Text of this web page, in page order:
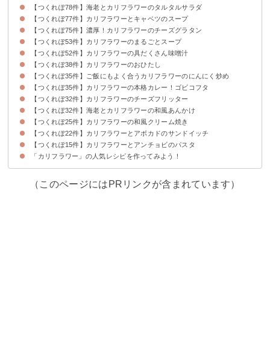
【つくれぽ78件】海老とカリフラワーのタルタルサラダ
【つくれぽ77件】カリフラワーとキャベツのスープ
【つくれぽ75件】濃厚！カリフラワーのチーズグラタン
【つくれぽ53件】カリフラワーのまるごとスープ
【つくれぽ52件】カリフラワーの具だくさん味噌汁
【つくれぽ38件】カリフラワーのおひたし
【つくれぽ35件】ご飯にもよく合うカリフラワーのにんにく炒め
【つくれぽ35件】カリフラワーの本格カレー！ゴビコフタ
【つくれぽ32件】カリフラワーのチーズフリッター
【つくれぽ32件】海老とカリフラワーの和風あんかけ
【つくれぽ25件】カリフラワーの和風クリーム焼き
【つくれぽ22件】カリフラワーとアボカドのサンドイッチ
【つくれぽ15件】カリフラワーとアンチョビのパスタ
「カリフラワー」の人気レシピを作ってみよう！
（このページにはPRリンクが含まれています）